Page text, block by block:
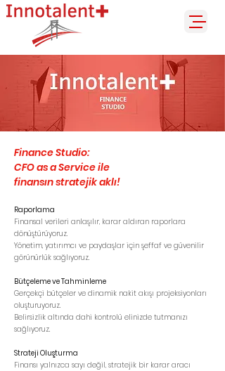
Finance Studio:
CFO as a Service ile
finansın stratejik aklı!
Raporlama
Finansal verileri anlaşılır, karar aldıran raporlara
dönüştürüyoruz.
Yönetim, yatırımcı ve paydaşlar için şeffaf ve güvenilir
görünürlük sağlıyoruz.
Bütçeleme ve Tahminleme
Gerçekçi bütçeler ve dinamik nakit akışı projeksiyonları
oluşturuyoruz.
Belirsizlik altında dahi kontrolü elinizde tutmanızı
sağlıyoruz.
Strateji Oluşturma
Finansı yalnızca sayı değil, stratejik bir karar aracı